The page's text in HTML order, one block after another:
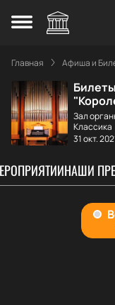
Главная Афиша и
Зал
Классика
31 окт.
НАШИ